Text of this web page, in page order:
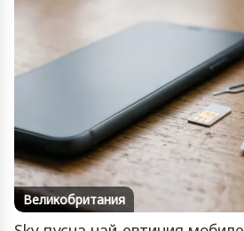
Великобритания